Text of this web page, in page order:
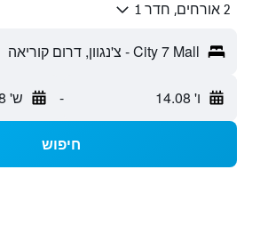
2 אורחים, חדר 1
City 7 Mall - צ'נגוון, דרום קוריאה
ו' 14.08 - ש' 15.08
חיפוש